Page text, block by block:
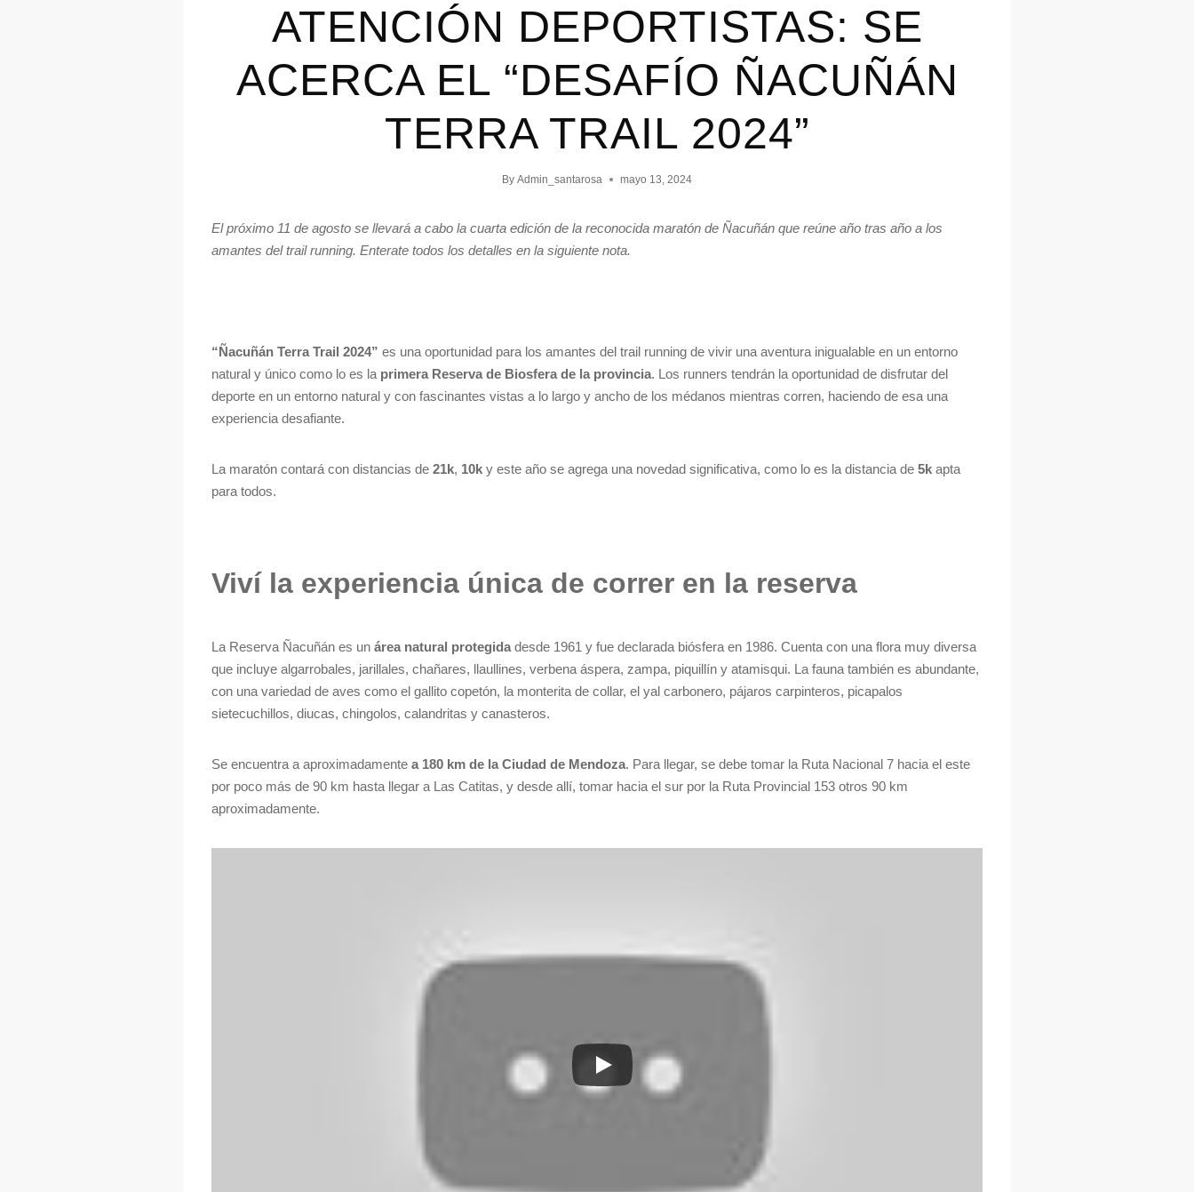
ATENCIÓN DEPORTISTAS: SE
ACERCA EL “DESAFÍO ÑACUÑÁN
TERRA TRAIL 2024”
By Admin_santarosa mayo 13, 2024
El próximo 11 de agosto se llevará a cabo la cuarta edición de la reconocida maratón de Ñacuñán que reúne año tras año a los
amantes del trail running. Enterate todos los detalles en la siguiente nota.
“Ñacuñán Terra Trail 2024” es una oportunidad para los amantes del trail running de vivir una aventura inigualable en un entorno
natural y único como lo es la primera Reserva de Biosfera de la provincia. Los runners tendrán la oportunidad de disfrutar del
deporte en un entorno natural y con fascinantes vistas a lo largo y ancho de los médanos mientras corren, haciendo de esa una
experiencia desafiante.
La maratón contará con distancias de 21k, 10k y este año se agrega una novedad significativa, como lo es la distancia de 5k apta
para todos.
Viví la experiencia única de correr en la reserva
La Reserva Ñacuñán es un área natural protegida desde 1961 y fue declarada biósfera en 1986. Cuenta con una flora muy diversa
que incluye algarrobales, jarillales, chañares, llaullines, verbena áspera, zampa, piquillín y atamisqui. La fauna también es abundante,
con una variedad de aves como el gallito copetón, la monterita de collar, el yal carbonero, pájaros carpinteros, picapalos
sietecuchillos, diucas, chingolos, calandritas y canasteros.
Se encuentra a aproximadamente a 180 km de la Ciudad de Mendoza. Para llegar, se debe tomar la Ruta Nacional 7 hacia el este
por poco más de 90 km hasta llegar a Las Catitas, y desde allí, tomar hacia el sur por la Ruta Provincial 153 otros 90 km
aproximadamente.